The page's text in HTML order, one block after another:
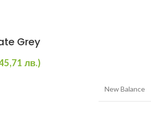
Grey
лв.)
New Balance